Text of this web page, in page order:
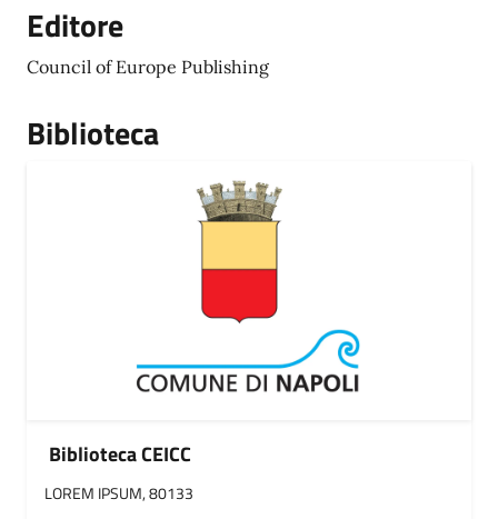
Editore
Council of Europe Publishing
Biblioteca
Biblioteca CEICC
LOREM IPSUM, 80133